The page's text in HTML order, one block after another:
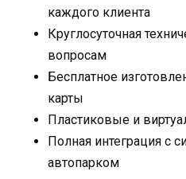
каждого клиента
Круглосуточная
вопросам
Бесплатное
карты
Пластиковые и
Полная интеграция с
автопарком